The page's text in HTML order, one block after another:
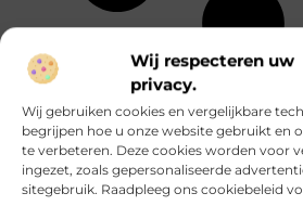
Wij respecteren uw
privacy.
Wij gebruiken cookies en vergelijkbare
begrijpen hoe u onze website gebruikt en
te verbeteren. Deze cookies worden voor
ingezet, zoals gepersonaliseerde
sitegebruik. Raadpleeg ons cookiebeleid
Alle
onderwerpen
Aanbiedingen
Afvalverwerking
Alarmsysteem
Eten en
Financieel
Fotografie
Geschenken
Gezondheid